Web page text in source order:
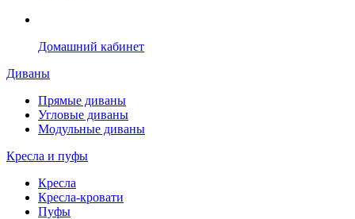
Домашний кабинет
Диваны
Прямые диваны
Угловые диваны
Модульные диваны
Кресла и пуфы
Кресла
Кресла-кровати
Пуфы